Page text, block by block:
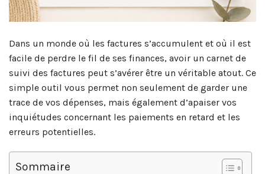
Dans un monde où les factures s’accumulent et où il est
facile de perdre le fil de ses finances, avoir un carnet de
suivi des factures peut s’avérer être un véritable atout. Ce
simple outil vous permet non seulement de garder une
trace de vos dépenses, mais également d’apaiser vos
inquiétudes concernant les paiements en retard et les
erreurs potentielles.
Sommaire